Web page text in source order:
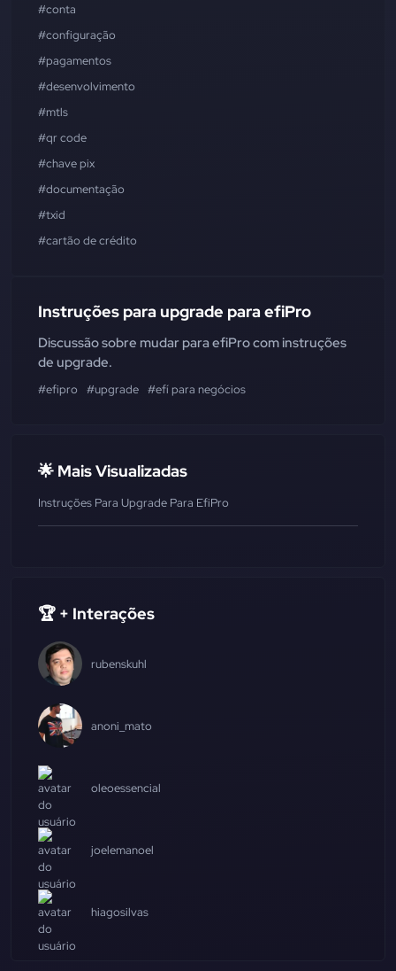
#conta
#configuração
#pagamentos
#desenvolvimento
#mtls
#qr code
#chave pix
#documentação
#txid
#cartão de crédito
Instruções para upgrade para efiPro
Discussão sobre mudar para efiPro com instruções
de upgrade.
#efipro #upgrade #efí para negócios
🌟 Mais Visualizadas
Instruções Para Upgrade Para EfiPro
🏆 + Interações
rubenskuhl
anoni_mato
oleoessencial
joelemanoel
hiagosilvas